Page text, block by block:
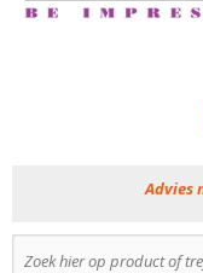
Advies